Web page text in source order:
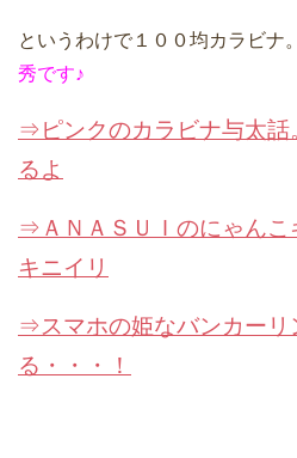
というわけで１００均カラビナ。
秀です♪
⇒ピンクのカラビナ与太話
るよ
⇒ＡＮＡＳＵＩのにゃんこ
キニイリ
⇒スマホの姫なバンカーリ
る・・・！